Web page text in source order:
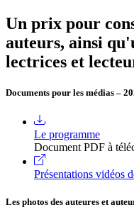
Un prix pour
auteurs, ainsi
lectrices et
Documents pour les médias –
Le programme
Document PDF à
Présentations vidéos
Les photos des auteures et